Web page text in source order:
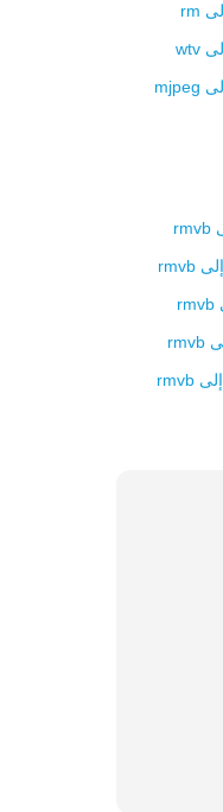
rm
wtv
mjpeg
rmvb
إلى rmvb
rmvb
rmvb
إلى rmvb